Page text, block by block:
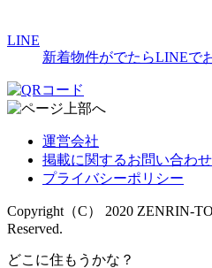
LINE
新着物件がでたらLINEで
運営会社
掲載に関するお問い合わせ
プライバシーポリシー
Copyright（C） 2020 ZENRIN-
Reserved.
どこに住もうかな？